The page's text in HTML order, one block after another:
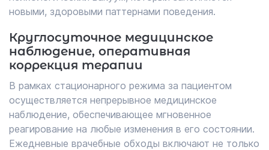
новыми, здоровыми паттернами поведения.
Круглосуточное медицинское
наблюдение, оперативная
коррекция терапии
В рамках стационарного режима за пациентом
осуществляется непрерывное медицинское
наблюдение, обеспечивающее мгновенное
реагирование на любые изменения в его состоянии.
Ежедневные врачебные обходы включают не только